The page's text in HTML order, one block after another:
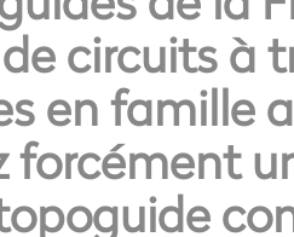
circuits à
en famille
forcément